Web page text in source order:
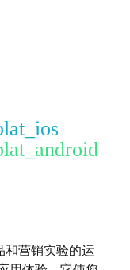
和营销实验的运